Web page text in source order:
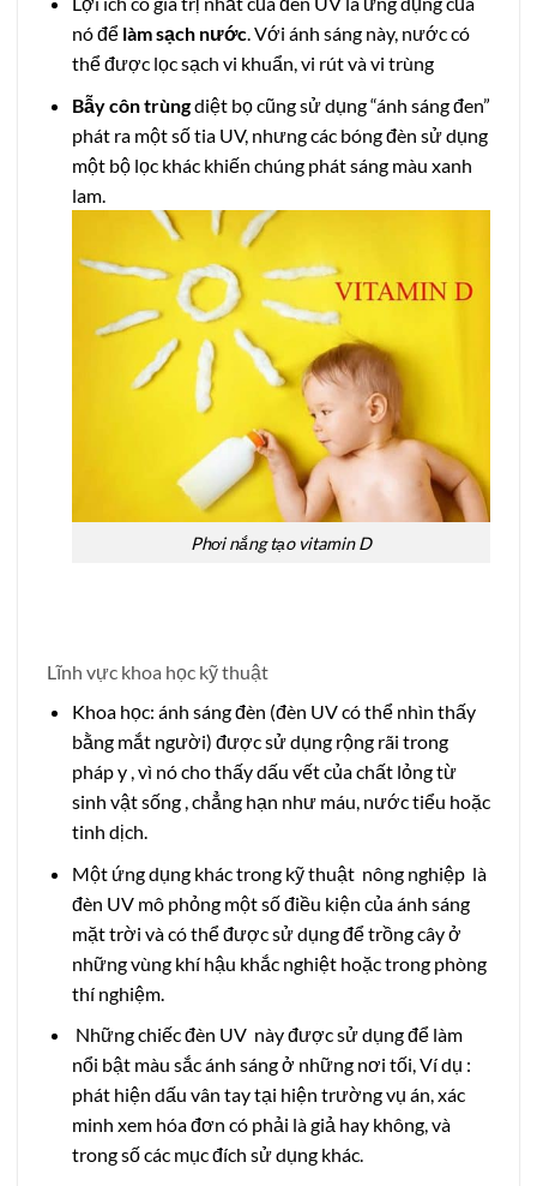
nó để làm sạch nước. Với ánh sáng này, nước có
thể được lọc sạch vi khuẩn, vi rút và vi trùng
Bẫy côn trùngdiệt bọ cũng sử dụng “ánh sáng đen”
phát ra một số tia UV, nhưng các bóng đèn sử dụng
một bộ lọc khác khiến chúng phát sáng màu xanh
lam.
Phơi nắng tạo vitamin D
Lĩnh vực khoa học kỹ thuật
Khoa học: ánh sáng đèn (đèn UV có thể nhìn thấy
bằng mắt người) được sử dụng rộng rãi trong
pháp y , vì nó cho thấy dấu vết của chất lỏng từ
sinh vật sống , chẳng hạn như máu, nước tiểu hoặc
tinh dịch.
Một ứng dụng khác trong kỹ thuật nông nghiệp là
đèn UV mô phỏng một số điều kiện của ánh sáng
mặt trời và có thể được sử dụng để trồng cây ở
những vùng khí hậu khắc nghiệt hoặc trong phòng
thí nghiệm.
Những chiếc đèn UV này được sử dụng để làm
nổi bật màu sắc ánh sáng ở những nơi tối, Ví dụ :
phát hiện dấu vân tay tại hiện trường vụ án, xác
minh xem hóa đơn có phải là giả hay không, và
trong số các mục đích sử dụng khác.